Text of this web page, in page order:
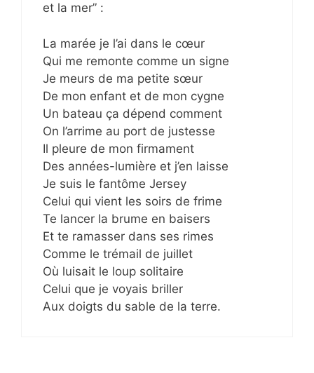
et la mer” :
La marée je l’ai dans le cœur
Qui me remonte comme un signe
Je meurs de ma petite sœur
De mon enfant et de mon cygne
Un bateau ça dépend comment
On l’arrime au port de justesse
Il pleure de mon firmament
Des années-lumière et j’en laisse
Je suis le fantôme Jersey
Celui qui vient les soirs de frime
Te lancer la brume en baisers
Et te ramasser dans ses rimes
Comme le trémail de juillet
Où luisait le loup solitaire
Celui que je voyais briller
Aux doigts du sable de la terre.